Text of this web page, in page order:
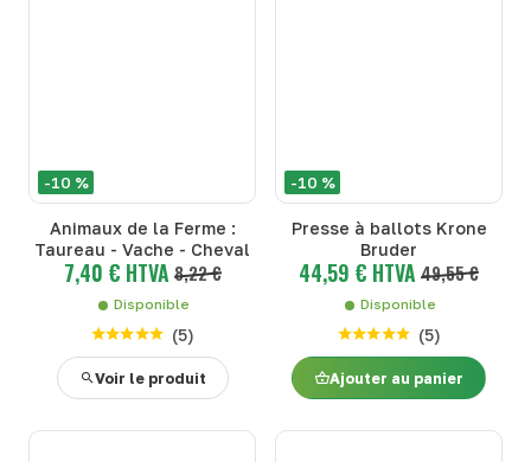
-10 %
Animaux de la Ferme :
Taureau - Vache - Cheval
7,40 € HTVA 8,22 €
Disponible
(5)
Voir le produit
-10 %
Presse à ballots Krone
Bruder
44,59 € HTVA 49,55 €
Disponible
(5)
Ajouter au panier